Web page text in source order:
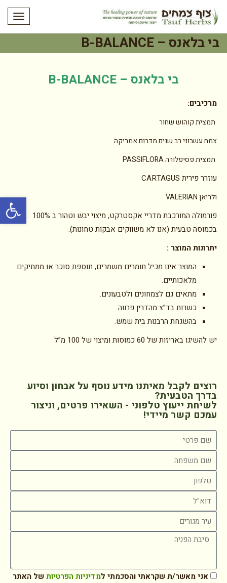
פתח
בי בלאנס – B-BALANCE
בי בלאנס – B-BALANCE
מרכיבים:
תמצית קוהוש שחור
צמח עשבוני רב שנים מדרום אמריקה
תמצית פסיפלורה PASSIFLORA
עוזרר פירית CARTAGUS
ולריאן VALERIAN
פורמולה המורכבת מדריי אקסטרקט, מיצוי יבש וטהור ב 100%
בכמוסה טבעית (אנו לא משווקים אבקות טחונות).
יתרונות המוצר :
המוצר אינו מכיל חומרים משמרים, תוספת סוכר או ממתיקים
מלאכותיים.
מתאים גם לצמחונים ולטבעונים.
כשרות בד”צ מהדרין פרווה.
בהשגחת הרבנות בית שמש.
יש להשיגו באריזות של 60 כמוסות ומיצוי של 100 מ”ל
רוצים לקבל מאיתנו מידע נוסף על אבחון וסיוע
בדרך הטבעית?
לשיחת ייעוץ טלפוני - השאירו פרטים, וניצור
עמכם קשר מיידי!
אני מאשר/ת שקראתי והסכמתי למדיניות הפרטיותשל האתר